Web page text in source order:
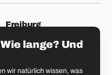
Freiburg
CH-1700 Freiburg
Basel
lange? Und
wir natürlich wissen, was